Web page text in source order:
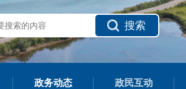
搜索
政务动态 政民互动